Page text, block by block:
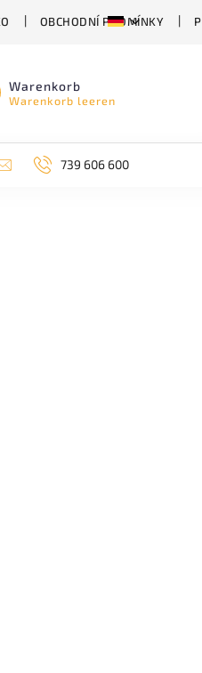
OBCHODNÍ PODMÍNKY
Warenkorb
Warenkorb leeren
VON DER BIERSORTE
739 606 600